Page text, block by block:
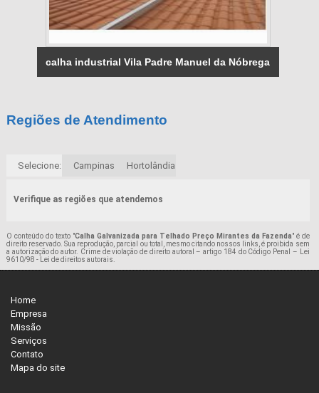
calha industrial Vila Padre Manuel da Nóbrega
Regiões de Atendimento
Selecione: Campinas Hortolândia
Verifique as regiões que atendemos
O conteúdo do texto "Calha Galvanizada para Telhado Preço Mirantes da Fazenda" é de
direito reservado. Sua reprodução, parcial ou total, mesmo citando nossos links, é proibida sem
a autorização do autor. Crime de violação de direito autoral – artigo 184 do Código Penal – Lei
9610/98 - Lei de direitos autorais.
Home
Empresa
Missão
Serviços
Contato
Mapa do site